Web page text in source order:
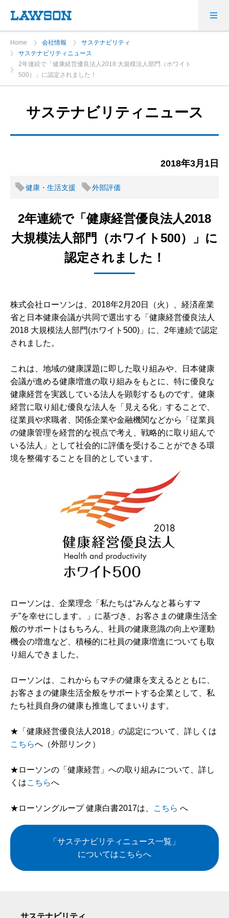
Home 会社情報
サステナビリティ
サステナビリティニュース
2年連続で「健康経営優良法人2018 大規模法人部門（ホワイト
500）」に認定されました！
サステナビリティニュース
2018年3月1日
健康・生活支援 外部評価
2年連続で「健康経営優良法人2018
大規模法人部門（ホワイト500）」に
認定されました！
株式会社ローソンは、2018年2月20日（火）、経済産業
省と日本健康会議が共同で選出する「健康経営優良法人
2018 大規模法人部門(ホワイト500)」に、2年連続で認定
されました。
これは、地域の健康課題に即した取り組みや、日本健康
会議が進める健康増進の取り組みをもとに、特に優良な
健康経営を実践している法人を顕彰するものです。健康
経営に取り組む優良な法人を「見える化」することで、
従業員や求職者、関係企業や金融機関などから「従業員
の健康管理を経営的な視点で考え、戦略的に取り組んで
いる法人」として社会的に評価を受けることができる環
境を整備することを目的としています。
ローソンは、企業理念「私たちは“みんなと暮らすマ
チ”を幸せにします。」に基づき、お客さまの健康生活全
般のサポートはもちろん、社員の健康意識の向上や運動
機会の増進など、積極的に社員の健康増進についても取
り組んできました。
ローソンは、これからもマチの健康を支えるとともに、
お客さまの健康生活全般をサポートする企業として、私
たち社員自身の健康も推進してまいります。
★「健康経営優良法人2018」の認定について、詳しくは
こちらへ（外部リンク）
★ローソンの「健康経営」への取り組みについて、詳し
くはこちらへ
★ローソングループ 健康白書2017は、 こちら へ
「サステナビリティニュース一覧」
についてはこちらへ
サステナビリティ